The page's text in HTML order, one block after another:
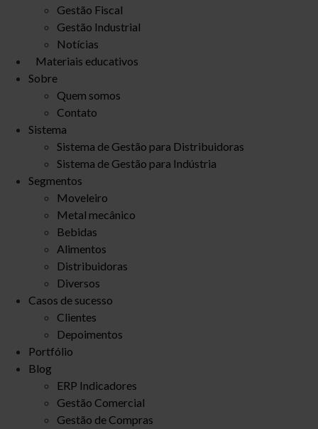
Gestão Fiscal
Gestão Industrial
Notícias
Materiais educativos
Sobre
Quem somos
Contato
Sistema
Sistema de Gestão para Distribuidoras
Sistema de Gestão para Indústria
Segmentos
Moveleiro
Metal mecânico
Bebidas
Alimentos
Distribuidoras
Diversos
Casos de sucesso
Clientes
Depoimentos
Portfólio
Blog
ERP Indicadores
Gestão Comercial
Gestão de Compras